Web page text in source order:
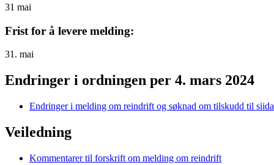
31 mai
Frist for å levere melding:
31. mai
Endringer i ordningen per 4. mars 2024
Endringer i melding om reindrift og søknad om tilskudd til
Veiledning
Kommentarer til forskrift om melding om reindrift